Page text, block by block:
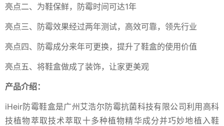
亮点二、为鞋保鲜，防霉时间可达1年
亮点三、防霉效果经过两年测试，高效可靠，领先行业
亮点四、防霉成分来年可更换，提升了鞋盒的使用价值
亮点五、将鞋盒做成了装饰，让家更美观
产品介绍：
iHeir防霉鞋盒是广州艾浩尔防霉抗菌科技有限公司利用高科
技植物萃取技术萃取十多种植物精华成分并巧妙地植入鞋